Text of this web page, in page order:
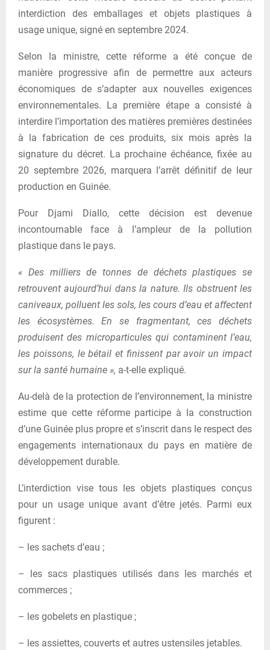
interdiction des emballages et objets plastiques à
usage unique, signé en septembre 2024.
Selon la ministre, cette réforme a été conçue de
manière progressive afin de permettre aux acteurs
économiques de s’adapter aux nouvelles exigences
environnementales. La première étape a consisté à
interdire l’importation des matières premières destinées
à la fabrication de ces produits, six mois après la
signature du décret. La prochaine échéance, fixée au
20 septembre 2026, marquera l’arrêt définitif de leur
production en Guinée.
Pour Djami Diallo, cette décision est devenue
incontournable face à l’ampleur de la pollution
plastique dans le pays.
« Des milliers de tonnes de déchets plastiques se
retrouvent aujourd’hui dans la nature. Ils obstruent les
caniveaux, polluent les sols, les cours d’eau et affectent
les écosystèmes. En se fragmentant, ces déchets
produisent des microparticules qui contaminent l’eau,
les poissons, le bétail et finissent par avoir un impact
sur la santé humaine », a-t-elle expliqué.
Au-delà de la protection de l’environnement, la ministre
estime que cette réforme participe à la construction
d’une Guinée plus propre et s’inscrit dans le respect des
engagements internationaux du pays en matière de
développement durable.
L’interdiction vise tous les objets plastiques conçus
pour un usage unique avant d’être jetés. Parmi eux
figurent :
– les sachets d’eau ;
– les sacs plastiques utilisés dans les marchés et
commerces ;
– les gobelets en plastique ;
– les assiettes, couverts et autres ustensiles jetables.